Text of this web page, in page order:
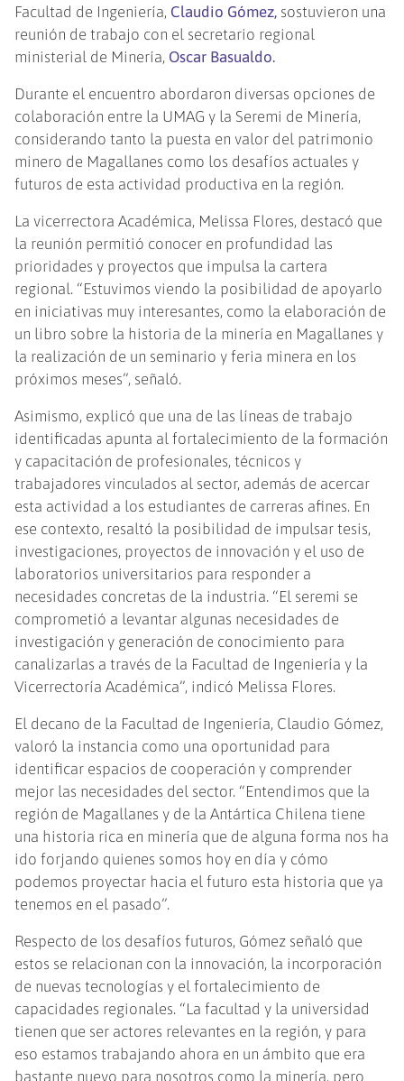
Facultad de Ingeniería, Claudio Gómez, sostuvieron una
reunión de trabajo con el secretario regional
ministerial de Minería, Oscar Basualdo.
Durante el encuentro abordaron diversas opciones de
colaboración entre la UMAG y la Seremi de Minería,
considerando tanto la puesta en valor del patrimonio
minero de Magallanes como los desafíos actuales y
futuros de esta actividad productiva en la región.
La vicerrectora Académica, Melissa Flores, destacó que
la reunión permitió conocer en profundidad las
prioridades y proyectos que impulsa la cartera
regional. “Estuvimos viendo la posibilidad de apoyarlo
en iniciativas muy interesantes, como la elaboración de
un libro sobre la historia de la minería en Magallanes y
la realización de un seminario y feria minera en los
próximos meses”, señaló.
Asimismo, explicó que una de las líneas de trabajo
identificadas apunta al fortalecimiento de la formación
y capacitación de profesionales, técnicos y
trabajadores vinculados al sector, además de acercar
esta actividad a los estudiantes de carreras afines. En
ese contexto, resaltó la posibilidad de impulsar tesis,
investigaciones, proyectos de innovación y el uso de
laboratorios universitarios para responder a
necesidades concretas de la industria. “El seremi se
comprometió a levantar algunas necesidades de
investigación y generación de conocimiento para
canalizarlas a través de la Facultad de Ingeniería y la
Vicerrectoría Académica”, indicó Melissa Flores.
El decano de la Facultad de Ingeniería, Claudio Gómez,
valoró la instancia como una oportunidad para
identificar espacios de cooperación y comprender
mejor las necesidades del sector. “Entendimos que la
región de Magallanes y de la Antártica Chilena tiene
una historia rica en minería que de alguna forma nos ha
ido forjando quienes somos hoy en día y cómo
podemos proyectar hacia el futuro esta historia que ya
tenemos en el pasado”.
Respecto de los desafíos futuros, Gómez señaló que
estos se relacionan con la innovación, la incorporación
de nuevas tecnologías y el fortalecimiento de
capacidades regionales. “La facultad y la universidad
tienen que ser actores relevantes en la región, y para
eso estamos trabajando ahora en un ámbito que era
bastante nuevo para nosotros como la minería, pero